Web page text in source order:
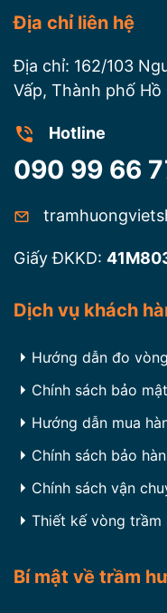
Địa chỉ liên hệ
Địa chỉ: 162/103
Vấp, Thành phố
Hotline
090 99 66
Giấy ĐKKD:
Dịch vụ khách
Hướng dẫn đo
Chính sách bảo mật
Hướng dẫn mua
Chính sách bảo
Chính sách vận
Thiết kế vòng trầm
Bí mật về trầm